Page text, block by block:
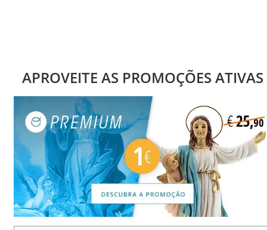
APROVEITE AS PROMOÇÕES ATIVAS